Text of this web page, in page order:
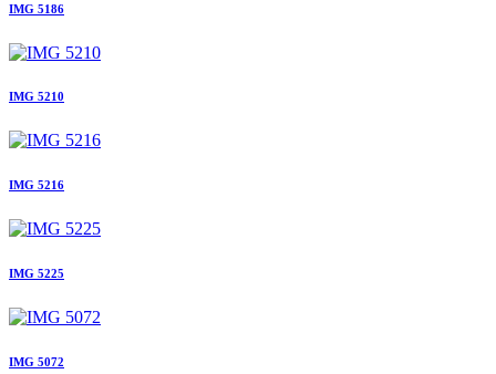
IMG 5186
IMG 5210
IMG 5216
IMG 5225
IMG 5072